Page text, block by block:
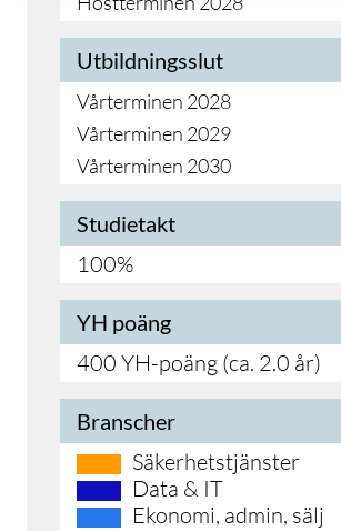
Utbildningsslut
Vårterminen 2028
Vårterminen 2029
Vårterminen 2030
Studietakt
100%
YH poäng
400 YH-poäng (ca. 2.0 år)
Branscher
Säkerhetstjänster
Data & IT
Ekonomi, admin, sälj